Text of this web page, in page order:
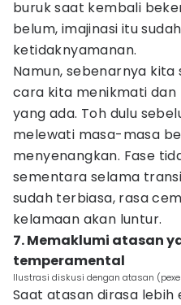
buruk saat kembali
belum, imajinasi itu
ketidaknyamanan.
Namun, sebenarnya
cara kita menikmati
yang ada. Toh dulu
melewati masa-masa
menyenangkan. Fase
sementara selama
sudah terbiasa, rasa
kelamaan akan luntur.
7. Memaklumi atasan
temperamental
Ilustrasi diskusi dengan atasan
Saat atasan dirasa lebih